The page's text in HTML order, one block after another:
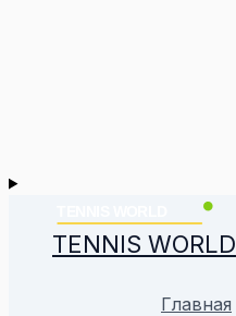
TENNIS WORLD
Главная